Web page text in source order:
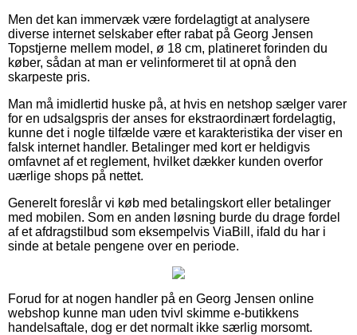
Men det kan immervæk være fordelagtigt at analysere
diverse internet selskaber efter rabat på Georg Jensen
Topstjerne mellem model, ø 18 cm, platineret forinden du
køber, sådan at man er velinformeret til at opnå den
skarpeste pris.
Man må imidlertid huske på, at hvis en netshop sælger varer
for en udsalgspris der anses for ekstraordinært fordelagtig,
kunne det i nogle tilfælde være et karakteristika der viser en
falsk internet handler. Betalinger med kort er heldigvis
omfavnet af et reglement, hvilket dækker kunden overfor
uærlige shops på nettet.
Generelt foreslår vi køb med betalingskort eller betalinger
med mobilen. Som en anden løsning burde du drage fordel
af et afdragstilbud som eksempelvis ViaBill, ifald du har i
sinde at betale pengene over en periode.
Forud for at nogen handler på en Georg Jensen online
webshop kunne man uden tvivl skimme e-butikkens
handelsaftale, dog er det normalt ikke særlig morsomt.